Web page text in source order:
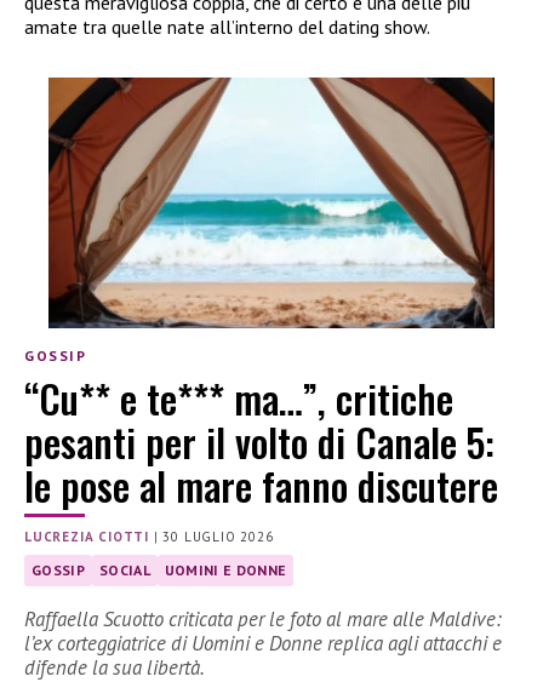
amate tra quelle nate all’interno del dating show.
GOSSIP
“Cu** e te*** ma…”, critiche
pesanti per il volto di Canale 5:
le pose al mare fanno discutere
LUCREZIA CIOTTI |30 LUGLIO 2026
GOSSIP SOCIAL UOMINI E DONNE
Raffaella Scuotto criticata per le foto al mare alle Maldive:
l’ex corteggiatrice di Uomini e Donne replica agli attacchi e
difende la sua libertà.